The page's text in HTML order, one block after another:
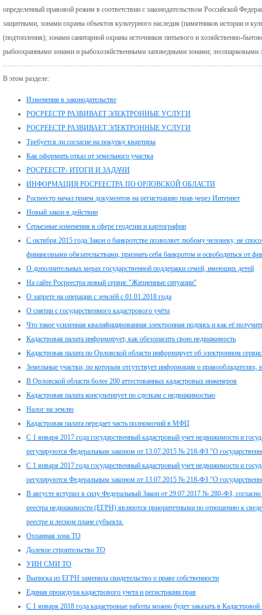
определенный правовой режим в соответствии с законодательством Российской
защитными, зонами охраны объектов культурного наследия (памятников истории и
(подтопления); зонами санитарной охраны источников питьевого и хозяйственно-
рыбоохранными зонами и рыбохозяйственными заповедными зонами; лесопарковыми
В этом разделе:
Изменения в законодательстве
РОСРЕЕСТР РАЗВИВАЕТ ЭЛЕКТРОННЫЕ УСЛУГИ
РОСРЕЕСТР РАЗВИВАЕТ ЭЛЕКТРОННЫЕ УСЛУГИ
Требуется ли согласие на покупку квартиры
Как оформить отказ от земельного участка
РОСРЕЕСТР- ИТОГИ И ЗАДАЧИ
ИНФОРМАЦИЯ РОСРЕЕСТРА ПО ОРЛОВСКОЙ ОБЛАСТИ
Росреестр начал прием документов на регистрацию прав через Интернет
Новый закон в действии
Серьезные изменения в сфере геодезии и картографии
С октября 2015 года Закон о банкротстве позволяет любому человеку, не
финансовыми обязательствами, признать себя банкротом и освободиться от
О дополнительных мерах государственной поддержки семей, имеющих детей
На сайте Росреестра новый сервис "Жизненные ситуации"
О запрете на операции с землёй с 01.01.2018 года
О снятии с государственного кадастрового учёта
Что такое усиленная квалифицированная электронная подпись и как её
Кадастровая палата информирует, как обезопасить свою недвижимость
Кадастровая палата по Орловской области информирует об электронном
Земельные участки, по которым отсутствует информация о правообладателях,
В Орловской области более 200 аттестованных кадастровых инженеров
Кадастровая палата консультирует по сделкам с недвижимостью
Налог на землю
Кадастровая палата передает часть полномочий в МФЦ
С 1 января 2017 года государственный кадастровый учет недвижимости и
регулируются Федеральным законом от 13.07.2015 № 218-ФЗ "О
С 1 января 2017 года государственный кадастровый учет недвижимости и
регулируются Федеральным законом от 13.07.2015 № 218-ФЗ "О
В августе вступил в силу Федеральный Закон от 29.07.2017 № 280-ФЗ,
реестра недвижимости (ЕГРН) являются приоритетными по отношению к
реестре и лесном плане субъекта.
Охранная зона ТО
Долевое строительство ТО
УИН СМИ ТО
Выписка из ЕГРН заменила свидетельство о праве собственности
Единая процедура кадастрового учета и регистрации прав
С 1 января 2018 года кадастровые работы можно будет заказать в Кадастровой